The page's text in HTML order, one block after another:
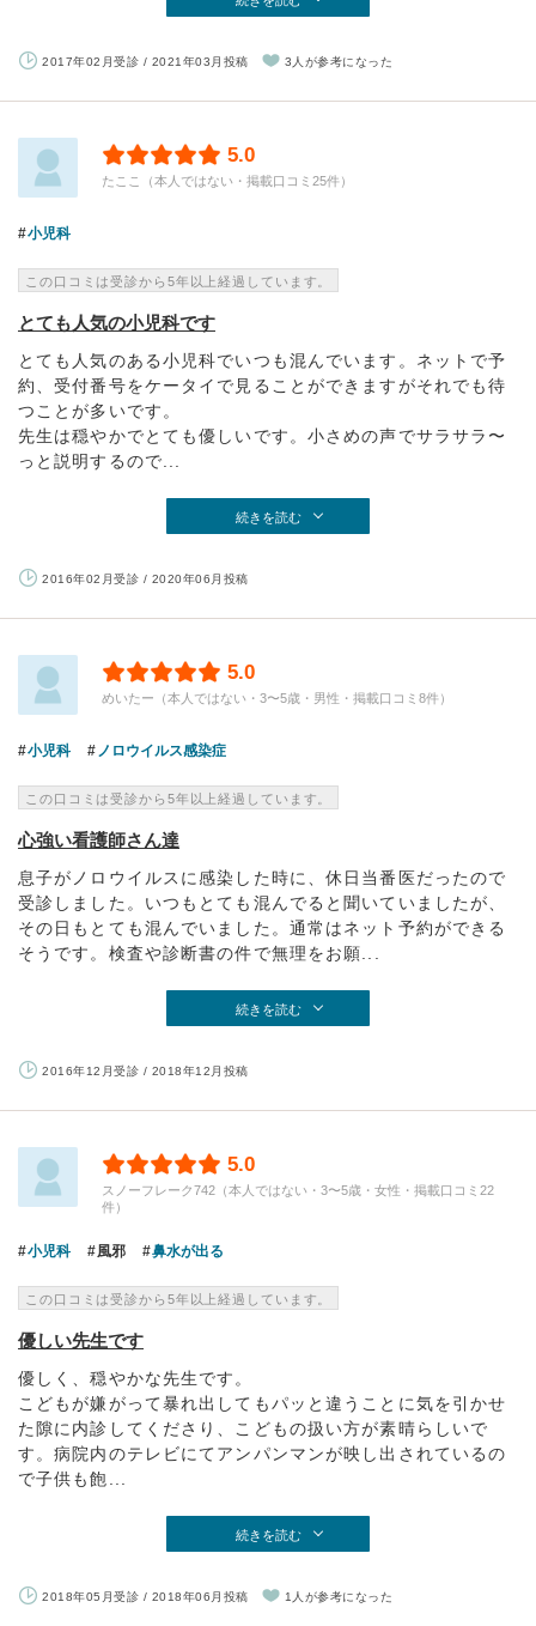
2017年02月受診 / 2021年03月投稿 3人が参考になった
5.0
たここ（本人ではない・掲載口コミ25件）
小児科
この口コミは受診から5年以上経過しています。
とても人気の小児科です
とても人気のある小児科でいつも混んでいます。ネットで予
約、受付番号をケータイで見ることができますがそれでも待
つことが多いです。
先生は穏やかでとても優しいです。小さめの声でサラサラ〜
っと説明するので...
続きを読む
2016年02月受診 / 2020年06月投稿
5.0
めいたー（本人ではない・3〜5歳・男性・掲載口コミ8件）
小児科 ノロウイルス感染症
この口コミは受診から5年以上経過しています。
心強い看護師さん達
息子がノロウイルスに感染した時に、休日当番医だったので
受診しました。いつもとても混んでると聞いていましたが、
その日もとても混んでいました。通常はネット予約ができる
そうです。検査や診断書の件で無理をお願...
続きを読む
2016年12月受診 / 2018年12月投稿
5.0
スノーフレーク742（本人ではない・3〜5歳・女性・掲載口コミ22
件）
小児科 風邪 鼻水が出る
この口コミは受診から5年以上経過しています。
優しい先生です
優しく、穏やかな先生です。
こどもが嫌がって暴れ出してもパッと違うことに気を引かせ
た隙に内診してくださり、こどもの扱い方が素晴らしいで
す。病院内のテレビにてアンパンマンが映し出されているの
で子供も飽...
続きを読む
2018年05月受診 / 2018年06月投稿 1人が参考になった